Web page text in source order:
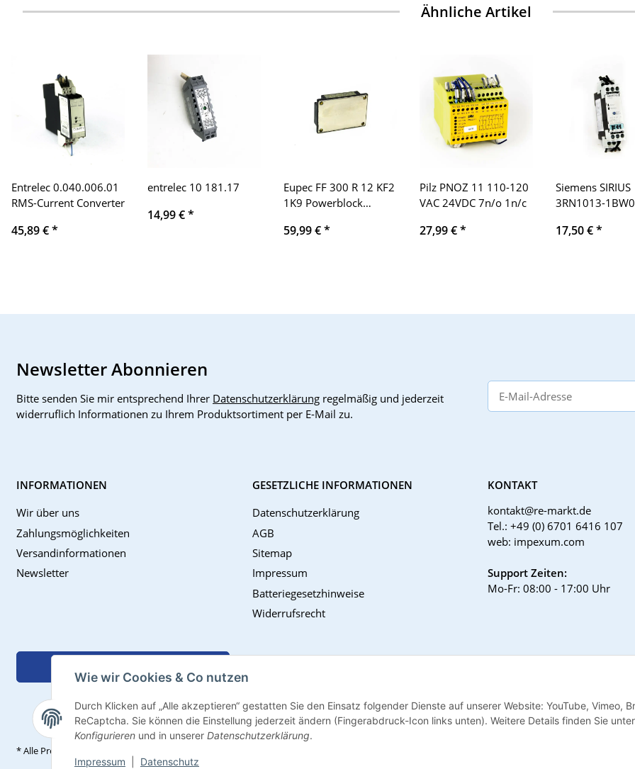
Wie wir Cookies & Co nutzen
Durch Klicken auf „Alle akzeptieren“ gestatten Sie den Einsatz folgender Dienste auf unserer Website: YouTube, Vimeo,
ReCaptcha. Sie können die Einstellung jederzeit ändern (Fingerabdruck-Icon links unten). Weitere Details finden Sie unter
Konfigurieren und in unserer Datenschutzerklärung.
Impressum Datenschutz
Ähnliche Artikel
Entrelec 0.040.006.01
RMS-Current Converter
45,89 €*
entrelec 10 181.17
14,99 €*
Eupec FF 300 R 12 KF2
1K9 Powerblock
59,99 €*
Pilz PNOZ 11 110-120
VAC 24VDC 7n/o 1n/c
27,99 €*
Siemens SIRIUS
3RN1013-
Motorschutz
17,50 €*
Newsletter Abonnieren
Bitte senden Sie mir entsprechend Ihrer Datenschutzerklärung regelmäßig und jederzeit
widerruflich Informationen zu Ihrem Produktsortiment per E-Mail zu.
INFORMATIONEN
Wir über uns
Zahlungsmöglichkeiten
Versandinformationen
Newsletter
GESETZLICHE INFORMATIONEN
Datenschutzerklärung
AGB
Sitemap
Impressum
Batteriegesetzhinweise
Widerrufsrecht
KONTAKT
kontakt@re-markt.de
Tel.: +49 (0) 6701 6416 107
web: impexum.com
Support Zeiten:
Mo-Fr: 08:00 - 17:00 Uhr
* Alle Preise inkl. gesetzlicher USt., zzgl.